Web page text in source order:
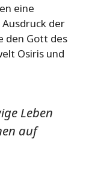
eine
der
den Gott des
Osiris und
Leben
auf